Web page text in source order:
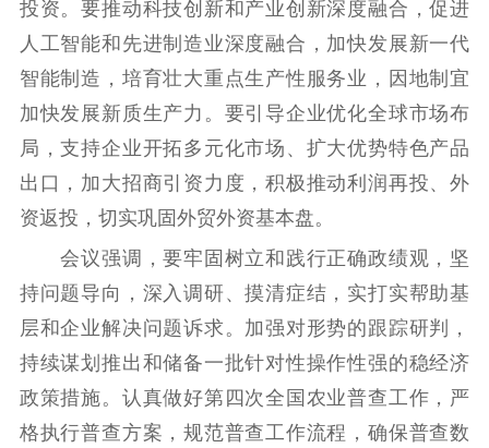
文化文艺
精品生产 文化惠民
文化传承
文化交流
体制改革
文化产业
紫金文化艺术节
品牌活动 紫艺舞台
精神文明
文明创建 文明实践
文明培育
先进典型
社会宣传
全民国防教育
红色资源保护利
投资。要推动科技创新和产业创新深度融合，促进
人工智能和先进制造业深度融合，加快发展新一代
智能制造，培育壮大重点生产性服务业，因地制宜
加快发展新质生产力。要引导企业优化全球市场布
局，支持企业开拓多元化市场、扩大优势特色产品
出口，加大招商引资力度，积极推动利润再投、外
资返投，切实巩固外贸外资基本盘。
会议强调，要牢固树立和践行正确政绩观，坚
持问题导向，深入调研、摸清症结，实打实帮助基
层和企业解决问题诉求。加强对形势的跟踪研判，
持续谋划推出和储备一批针对性操作性强的稳经济
政策措施。认真做好第四次全国农业普查工作，严
格执行普查方案，规范普查工作流程，确保普查数